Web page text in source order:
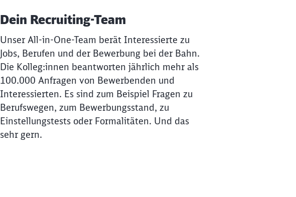
Dein Recruiting-Team
Unser All-in-One-Team berät Interessierte zu
Jobs, Berufen und der Bewerbung bei der Bahn.
Die Kolleg:innen beantworten jährlich mehr als
100.000 Anfragen von Bewerbenden und
Interessierten. Es sind zum Beispiel Fragen zu
Berufswegen, zum Bewerbungsstand, zu
Einstellungstests oder Formalitäten. Und das
sehr gern.